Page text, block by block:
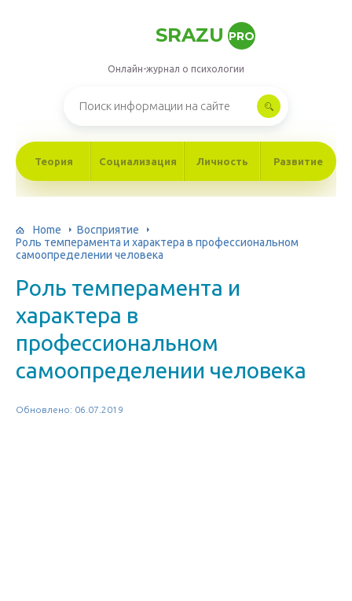
SRAZU PRO
Онлайн-журнал о психологии
Теория Социализация Личность Развитие
Home
Восприятие
Роль темперамента и характера в профессиональном
самоопределении человека
Роль темперамента и
характера в
профессиональном
самоопределении человека
Обновлено: 06.07.2019